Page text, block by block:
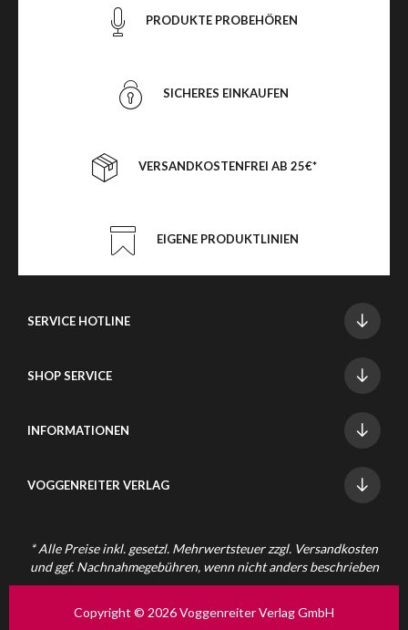
PRODUKTE PROBEHÖREN
SICHERES EINKAUFEN
VERSANDKOSTENFREI AB 25€*
EIGENE PRODUKTLINIEN
SERVICE HOTLINE
SHOP SERVICE
INFORMATIONEN
VOGGENREITER VERLAG
* Alle Preise inkl. gesetzl. Mehrwertsteuer zzgl. Versandkosten
und ggf. Nachnahmegebühren, wenn nicht anders beschrieben
Copyright © 2026 Voggenreiter Verlag GmbH